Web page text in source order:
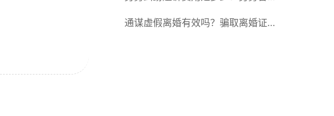
纠纷的诉讼费由谁承担？
通谋虚假离婚有效吗？骗取离婚证是